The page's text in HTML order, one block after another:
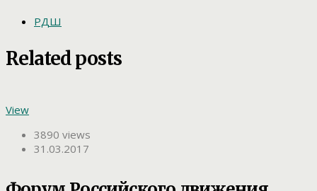
РДШ
Related posts
View
3890 views
31.03.2017